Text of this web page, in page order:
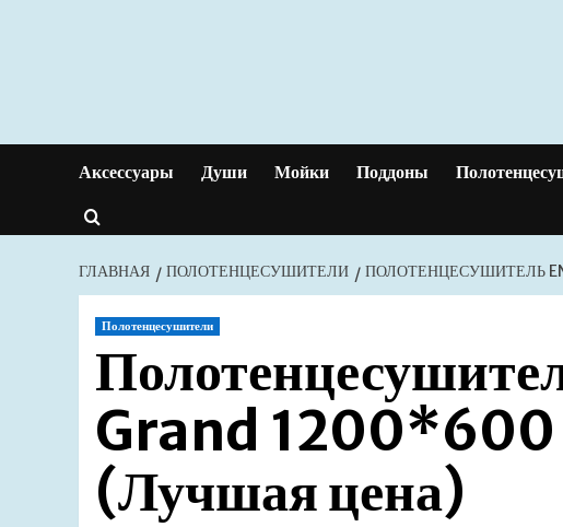
Аксессуары Души Мойки Поддоны
ГЛАВНАЯ ПОЛОТЕНЦЕСУШИТЕЛИ ПОЛОТЕНЦЕСУШИТЕЛЬ
Полотенцесушители
Grand 1200*600
(Лучшая цена)